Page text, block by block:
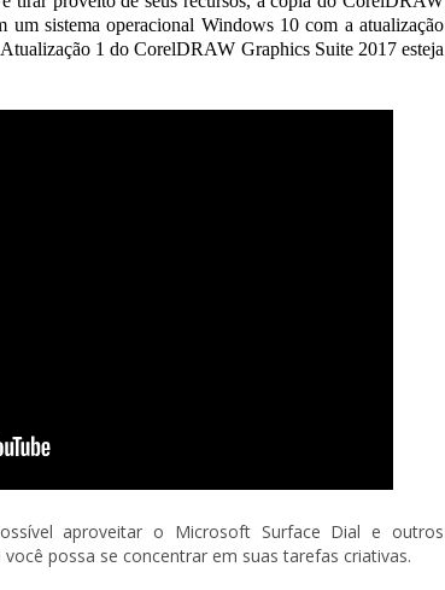
um sistema operacional Windows 10 com a atualização
1 do CorelDRAW Graphics Suite 2017 esteja
aproveitar o Microsoft Surface Dial e outros
possa se concentrar em suas tarefas criativas.